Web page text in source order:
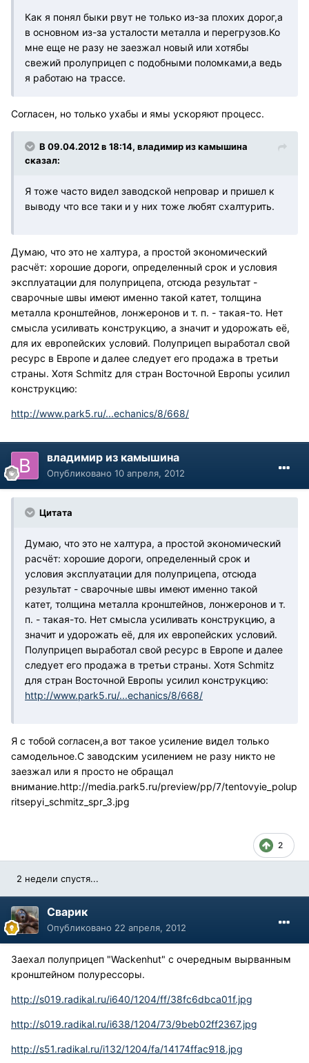
Как я понял быки рвут не только из-за плохих дорог,а
в основном из-за усталости металла и перегрузов.Ко
мне еще не разу не заезжал новый или хотябы
свежий пролуприцеп с подобными поломками,а ведь
я работаю на трассе.
Согласен, но только ухабы и ямы ускоряют процесс.
В 09.04.2012 в 18:14, владимир из камышина
сказал:
Я тоже часто видел заводской непровар и пришел к
выводу что все таки и у них тоже любят схалтурить.
Думаю, что это не халтура, а простой экономический
расчёт: хорошие дороги, определенный срок и условия
эксплуатации для полуприцепа, отсюда результат -
сварочные швы имеют именно такой катет, толщина
металла кронштейнов, лонжеронов и т. п. - такая-то. Нет
смысла усиливать конструкцию, а значит и удорожать её,
для их европейских условий. Полуприцеп выработал свой
ресурс в Европе и далее следует его продажа в третьи
страны. Хотя Schmitz для стран Восточной Европы усилил
конструкцию:
http://www.park5.ru/...echanics/8/668/
владимир из камышина
Опубликовано 10 апреля, 2012
Цитата
Думаю, что это не халтура, а простой экономический
расчёт: хорошие дороги, определенный срок и
условия эксплуатации для полуприцепа, отсюда
результат - сварочные швы имеют именно такой
катет, толщина металла кронштейнов, лонжеронов и т.
п. - такая-то. Нет смысла усиливать конструкцию, а
значит и удорожать её, для их европейских условий.
Полуприцеп выработал свой ресурс в Европе и далее
следует его продажа в третьи страны. Хотя Schmitz
для стран Восточной Европы усилил конструкцию:
http://www.park5.ru/...echanics/8/668/
Я с тобой согласен,а вот такое усиление видел только
самодельное.С заводским усилением не разу никто не
заезжал или я просто не обращал
внимание.http://media.park5.ru/preview/pp/7/tentovyie_polup
ritsepyi_schmitz_spr_3.jpg
2
2 недели спустя...
Сварик
Опубликовано 22 апреля, 2012
Заехал полуприцеп "Wackenhut" c очередным вырванным
кронштейном полурессоры.
http://s019.radikal.ru/i640/1204/ff/38fc6dbca01f.jpg
http://s019.radikal.ru/i638/1204/73/9beb02ff2367.jpg
http://s51.radikal.ru/i132/1204/fa/14174ffac918.jpg